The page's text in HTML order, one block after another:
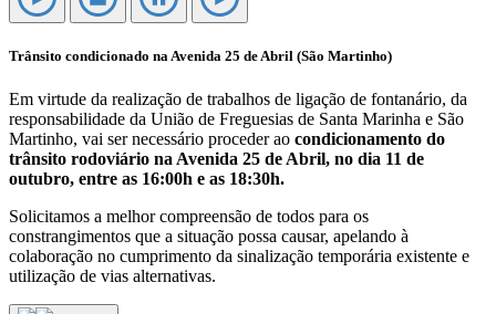
Trânsito condicionado na Avenida 25 de Abril (São Martinho)
Em virtude da realização de trabalhos de ligação de fontanário, da
responsabilidade da União de Freguesias de Santa Marinha e São
Martinho, vai ser necessário proceder ao condicionamento do
trânsito rodoviário na Avenida 25 de Abril, no dia 11 de
outubro, entre as 16:00h e as 18:30h.
Solicitamos a melhor compreensão de todos para os
constrangimentos que a situação possa causar, apelando à
colaboração no cumprimento da sinalização temporária existente e
utilização de vias alternativas.